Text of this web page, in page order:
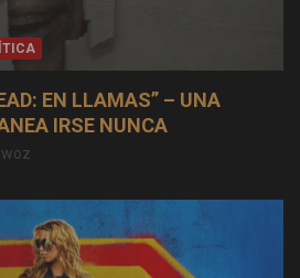
EN LLAMAS” – UNA
IRSE NUNCA